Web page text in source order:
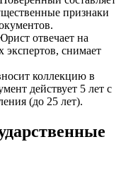
признаки
отвечает на
экспертов, снимает
коллекцию в
действует 5 лет с
(до 25 лет).